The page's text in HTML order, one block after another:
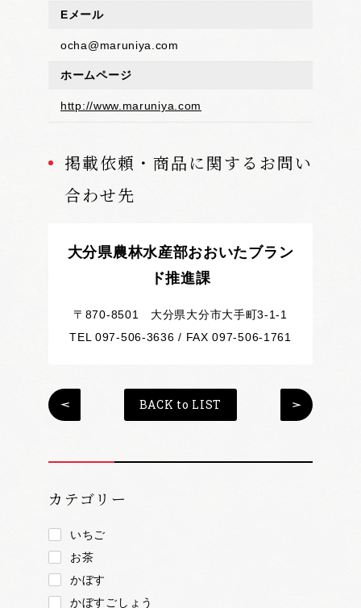
Eメール
ocha@maruniya.com
ホームページ
http://www.maruniya.com
掲載依頼・商品に関するお問い
合わせ先
大分県農林水産部おおいたブラン
ド推進課
〒870-8501 大分県大分市大手町3-1-1
TEL 097-506-3636 / FAX 097-506-1761
BACK to LIST
カテゴリー
いちご
お茶
かぼす
かぼすごしょう